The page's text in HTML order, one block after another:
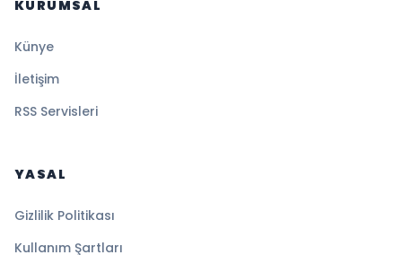
KURUMSAL
Künye
İletişim
RSS Servisleri
YASAL
Gizlilik Politikası
Kullanım Şartları